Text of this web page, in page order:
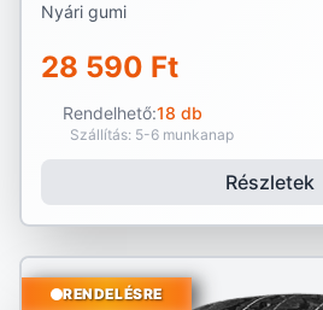
Nyári gumi
28 590 Ft
Rendelhető:18 db
Szállítás: 5-6 munkanap
Részletek
RENDELÉSRE